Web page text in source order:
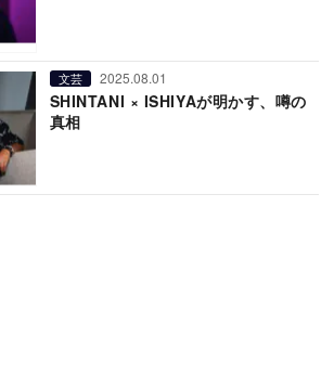
文芸 2025.08.01
SHINTANI × ISHIYAが明かす、噂の
真相